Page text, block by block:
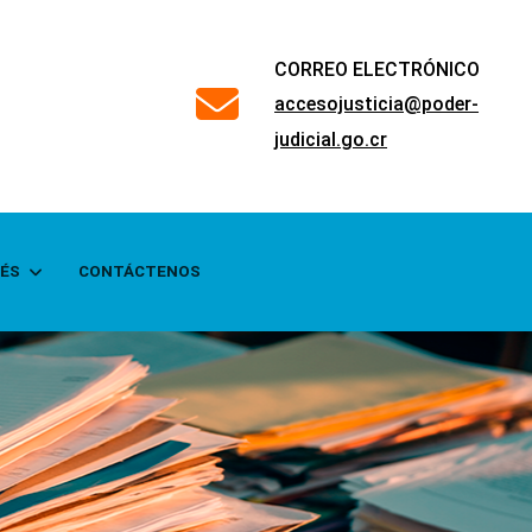
far
CORREO ELECTRÓNICO
accesojusticia@poder-
judicial.go.cr
CONTÁCTENOS